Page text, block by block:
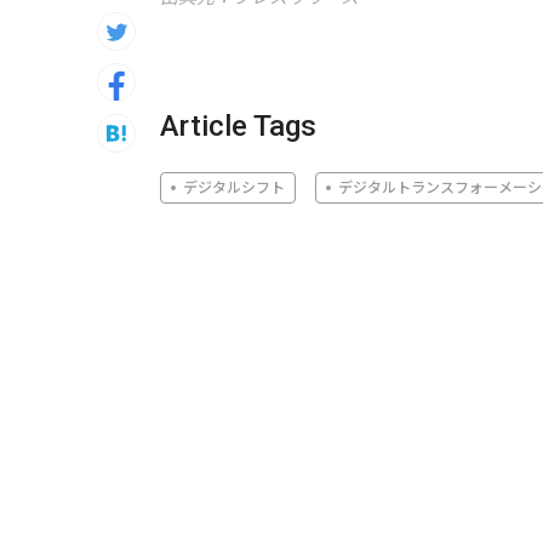
Article Tags
デジタルシフト デジタルトランスフォーメー